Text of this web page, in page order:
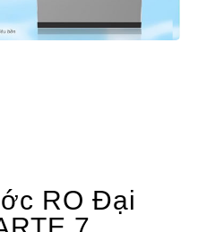
RO Đại